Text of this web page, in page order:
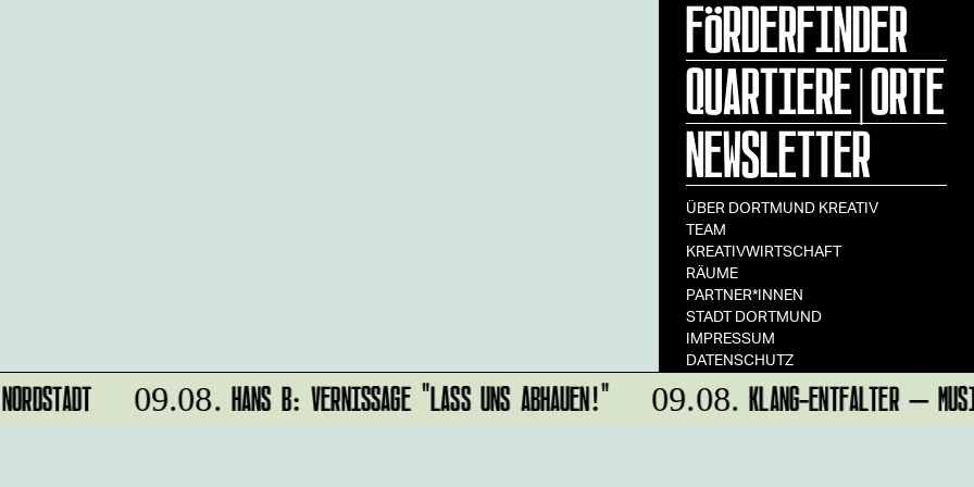
FÖRDERFINDER
QUARTIERE|ORTE
NEWSLETTER
ÜBER DORTMUND KREATIV
TEAM
KREATIVWIRTSCHAFT
RÄUME
PARTNER*INNEN
STADT DORTMUND
IMPRESSUM
DATENSCHUTZ
09.08.HANS B: VERNISSAGE "LASS UNS ABHAUEN!" 09.08.KLANG-ENTFALTER –